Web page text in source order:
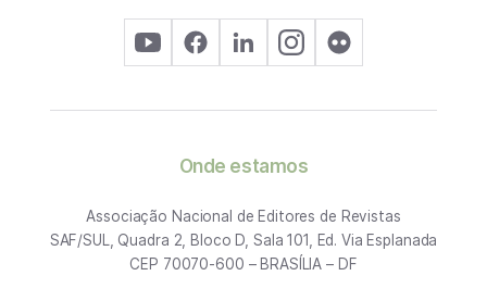
Onde estamos
Associação Nacional de Editores de Revistas
SAF/SUL, Quadra 2, Bloco D, Sala 101, Ed. Via Esplanada
CEP 70070-600 – BRASÍLIA – DF